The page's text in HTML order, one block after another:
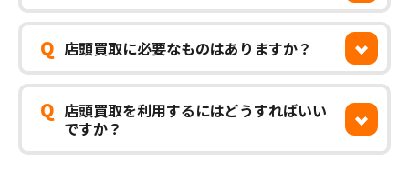
Q 店頭買取に必要なものはありますか？
Q 店頭買取を利用するにはどうすればいい
ですか？